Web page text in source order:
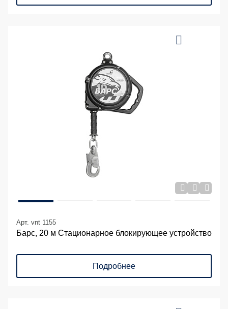
Арт. vnt 1155
Барс, 20 м Стационарное блокирующее устройство
Подробнее